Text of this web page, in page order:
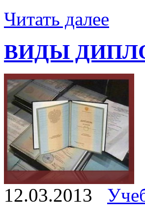
Читать далее
ВИДЫ
12.03.2013